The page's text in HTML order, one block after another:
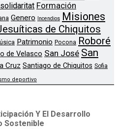
Formación
Genero Incendios Misiones
de Chiquitos
Patrimonio Pocona Roboré
de Velasco San José San
Cruz Santiago de Chiquitos Sofia
deportivo
Y El Desarrollo
Sostenible